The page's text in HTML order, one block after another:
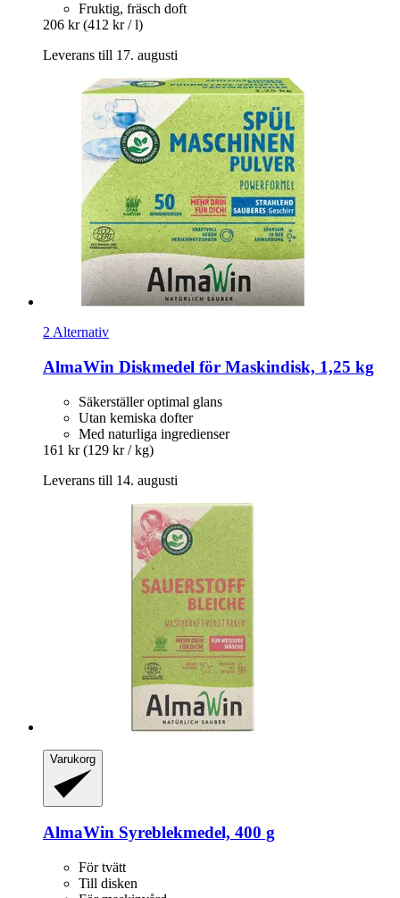
Fruktig, fräsch doft
206 kr (412 kr / l)
Leverans till 17. augusti
2 Alternativ
AlmaWin Diskmedel för Maskindisk, 1,25 kg
Säkerställer optimal glans
Utan kemiska dofter
Med naturliga ingredienser
161 kr (129 kr / kg)
Leverans till 14. augusti
Varukorg
AlmaWin Syreblekmedel, 400 g
För tvätt
Till disken